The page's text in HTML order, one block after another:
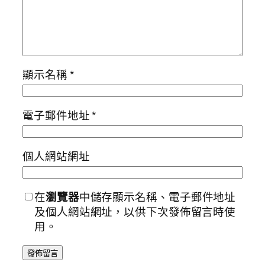
顯示名稱*
電子郵件地址*
個人網站網址
在瀏覽器中儲存顯示名稱、電子郵件地址
及個人網站網址，以供下次發佈留言時使
用。